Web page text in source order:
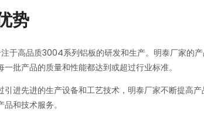
势
于高品质3004系列铝板的研发和生产。明泰厂家的
批产品的质量和性能都达到或超过行业标准。
进先进的生产设备和工艺技术，明泰厂家不断提高
和技术服务。